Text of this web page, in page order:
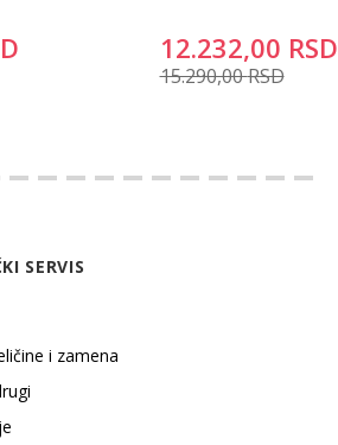
12.232,00 RSD
15.290,00RSD
SERVIS
i zamena